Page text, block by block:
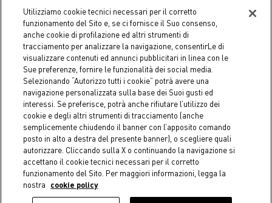
Coin S.p.A. Tax code / VAT number 04391480276, share capital
€ 10.000.000,00 fully paid up
Company data Cookie Policy Privacy Policy
Legal
Notice
Utilizziamo cookie tecnici necessari per il corretto
funzionamento del Sito e, se ci fornisce il Suo consenso,
anche cookie di profilazione ed altri strumenti di
tracciamento per analizzare la navigazione, consentirLe di
visualizzare contenuti ed annunci pubblicitari in linea con le
Sue preferenze, fornire le funzionalità dei social media.
Selezionando “Autorizzo tutti i cookie” potrà avere una
navigazione personalizzata sulla base dei Suoi gusti ed
interessi. Se preferisce, potrà anche rifiutare l’utilizzo dei
cookie e degli altri strumenti di tracciamento (anche
semplicemente chiudendo il banner con l’apposito comando
posto in alto a destra del presente banner), o scegliere quali
autorizzare. Cliccando sulla X o continuando la navigazione si
accettano il cookie tecnici necessari per il corretto
funzionamento del Sito. Per maggiori informazioni, legga la
nostra
cookie policy